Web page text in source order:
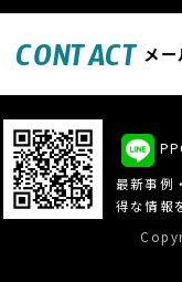
CONTACT メ
最新事例
得な情報